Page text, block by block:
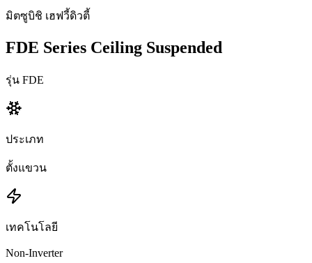
มิตซูบิชิ เฮฟวี้ดิวตี้
FDE Series Ceiling Suspended
รุ่น FDE
ประเภท
ตั้งแขวน
เทคโนโลยี
Non-Inverter